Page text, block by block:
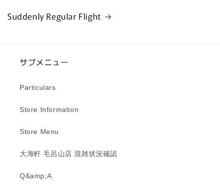
Suddenly Regular Flight
サブメニュー
Particulars
Store Information
Store Menu
大海軒 毛呂山店 混雑状況確認
Q&amp;A